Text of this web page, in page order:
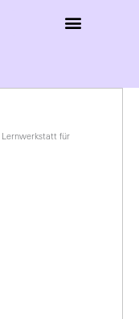
Lernwerkstatt für